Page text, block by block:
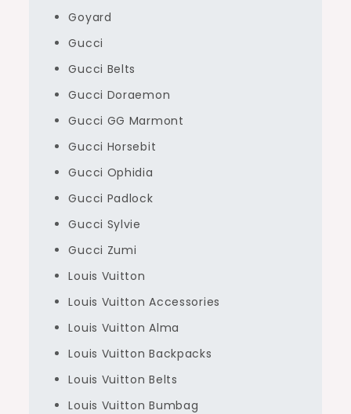
Goyard
Gucci
Gucci Belts
Gucci Doraemon
Gucci GG Marmont
Gucci Horsebit
Gucci Ophidia
Gucci Padlock
Gucci Sylvie
Gucci Zumi
Louis Vuitton
Louis Vuitton Accessories
Louis Vuitton Alma
Louis Vuitton Backpacks
Louis Vuitton Belts
Louis Vuitton Bumbag